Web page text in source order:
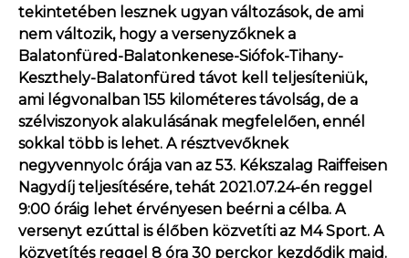
tekintetében lesznek ugyan változások, de ami
nem változik, hogy a versenyzőknek a
Balatonfüred-Balatonkenese-Siófok-Tihany-
Keszthely-Balatonfüred távot kell teljesíteniük,
ami légvonalban 155 kilométeres távolság, de a
szélviszonyok alakulásának megfelelően, ennél
sokkal több is lehet. A résztvevőknek
negyvennyolc órája van az 53. Kékszalag Raiffeisen
Nagydíj teljesítésére, tehát 2021.07.24-én reggel
9:00 óráig lehet érvényesen beérni a célba. A
versenyt ezúttal is élőben közvetíti az M4 Sport. A
közvetítés reggel 8 óra 30 perckor kezdődik majd.